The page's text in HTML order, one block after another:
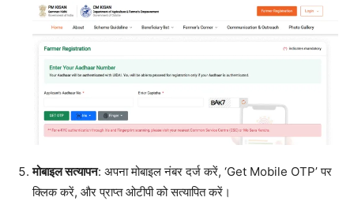
मोबाइल सत्यापन: अपना मोबाइल नंबर दर्ज करें, ‘Get Mobile OTP’ पर
क्लिक करें, और प्राप्त ओटीपी को सत्यापित करें।